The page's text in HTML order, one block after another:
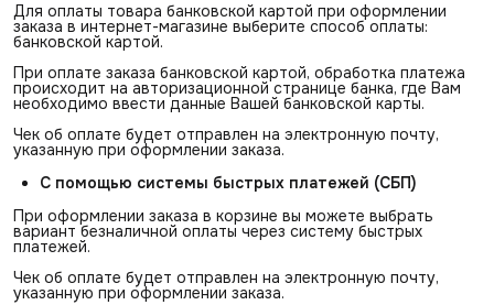
Для оплаты товара банковской картой при оформлении
заказа в интернет-магазине выберите способ оплаты:
банковской картой.
При оплате заказа банковской картой, обработка платежа
происходит на авторизационной странице банка, где Вам
необходимо ввести данные Вашей банковской карты.
Чек об оплате будет отправлен на электронную почту,
указанную при оформлении заказа.
С помощью системы быстрых платежей (СБП)
При оформлении заказа в корзине вы можете выбрать
вариант безналичной оплаты через систему быстрых
платежей.
Чек об оплате будет отправлен на электронную почту,
указанную при оформлении заказа.